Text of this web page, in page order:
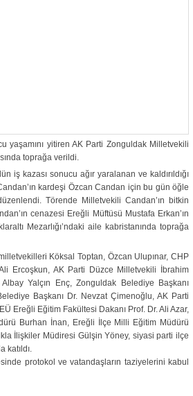
yaşamını yitiren AK Parti Zonguldak Milletvekili
toprağa verildi.
iş kazası sonucu ağır yaralanan ve kaldırıldığı
kardeşi Özcan Candan için bu gün öğle
Törende Milletvekili Candan’ın bitkin
cenazesi Ereğli Müftüsü Mustafa Erkan’ın
Mezarlığı’ndaki aile kabristanında toprağa
Köksal Toptan, Özcan Ulupınar, CHP
Ercoşkun, AK Parti Düzce Milletvekili İbrahim
Yalçın Enç, Zonguldak Belediye Başkanı
Başkanı Dr. Nevzat Çimenoğlu, AK Parti
Ereğli Eğitim Fakültesi Dakanı Prof. Dr. Ali Azar,
Burhan İnan, Ereğli İlçe Milli Eğitim Müdürü
İlişkiler Müdiresi Gülşin Yöney, siyasi parti ilçe
katıldı.
protokol ve vatandaşların taziyelerini kabul